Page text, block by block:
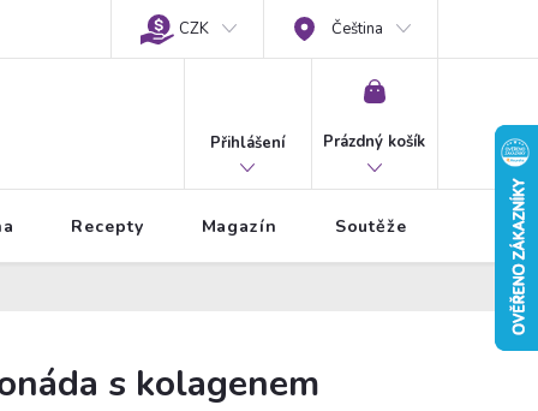
CZK Čeština
Přihlášení
NÁKUPNÍ
Prázdný košík
Recepty Magazín Soutěže
s kolagenem